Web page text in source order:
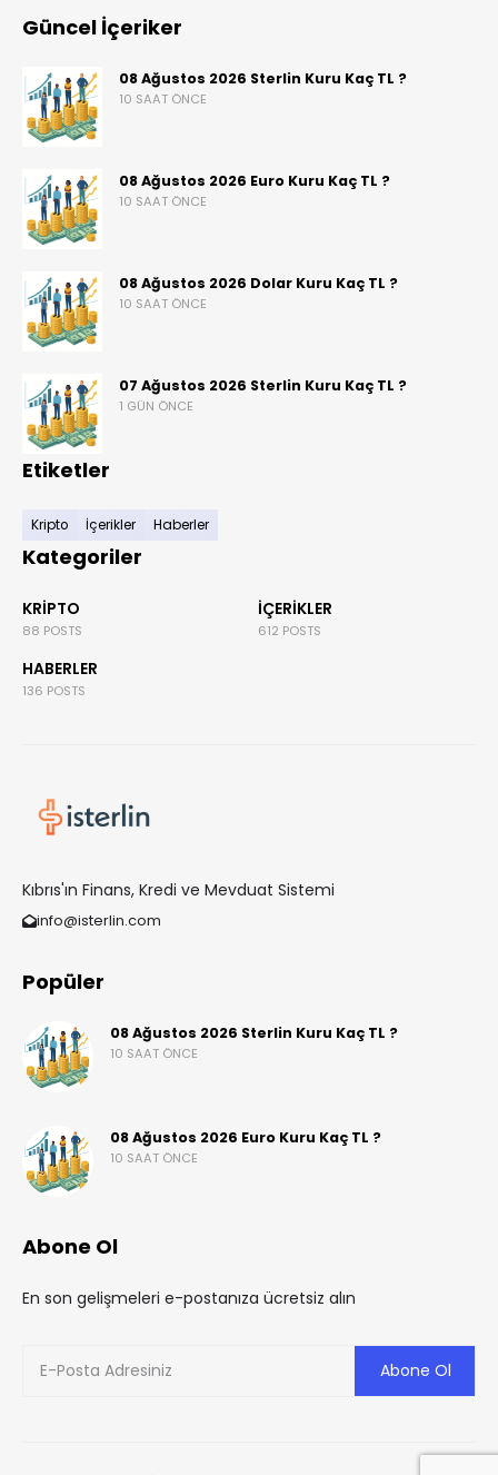
Güncel İçeriker
08 Ağustos 2026 Sterlin Kuru Kaç TL ?
10 SAAT ÖNCE
08 Ağustos 2026 Euro Kuru Kaç TL ?
10 SAAT ÖNCE
08 Ağustos 2026 Dolar Kuru Kaç TL ?
10 SAAT ÖNCE
07 Ağustos 2026 Sterlin Kuru Kaç TL ?
1 GÜN ÖNCE
Etiketler
Kripto İçerikler Haberler
Kategoriler
KRIPTO
88 POSTS
İÇERIKLER
612 POSTS
HABERLER
136 POSTS
Kıbrıs'ın Finans, Kredi ve Mevduat Sistemi
info@isterlin.com
Popüler
08 Ağustos 2026 Sterlin Kuru Kaç TL ?
10 SAAT ÖNCE
08 Ağustos 2026 Euro Kuru Kaç TL ?
10 SAAT ÖNCE
Abone Ol
En son gelişmeleri e-postanıza ücretsiz alın